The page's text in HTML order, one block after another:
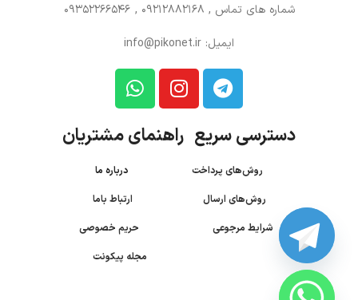
شماره های تماس , 09212882168 , 09352266546
ایمیل: info@pikonet.ir
دسترسی سریع راهنمای مشتریان
روش‌های پرداخت درباره ما
روش‌های ارسال
ارتباط باما
شرایط مرجوعی
حریم خصوصی
مجله پیکونت